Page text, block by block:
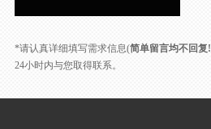
*请认真详细填写需求信息(简单留言均不回复!
24小时内与您取得联系。